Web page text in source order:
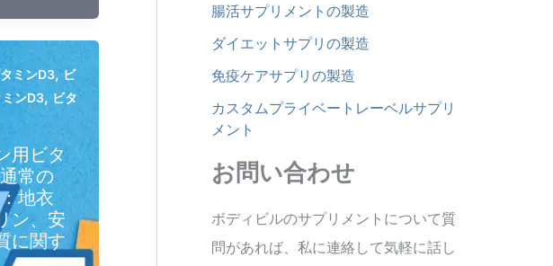
ミンD3, ビ
ンD3, ビタ
用ビタ
常の
地衣
ン、安
に関す
腸活サプリメントの製造
ダイエットサプリの製造
免疫ケアサプリの製造
カスタムプライベートレーベルサプリ
メント
お問い合わせ
ボディビルのサプリメントについて質
問があれば、私に連絡して気軽に話し